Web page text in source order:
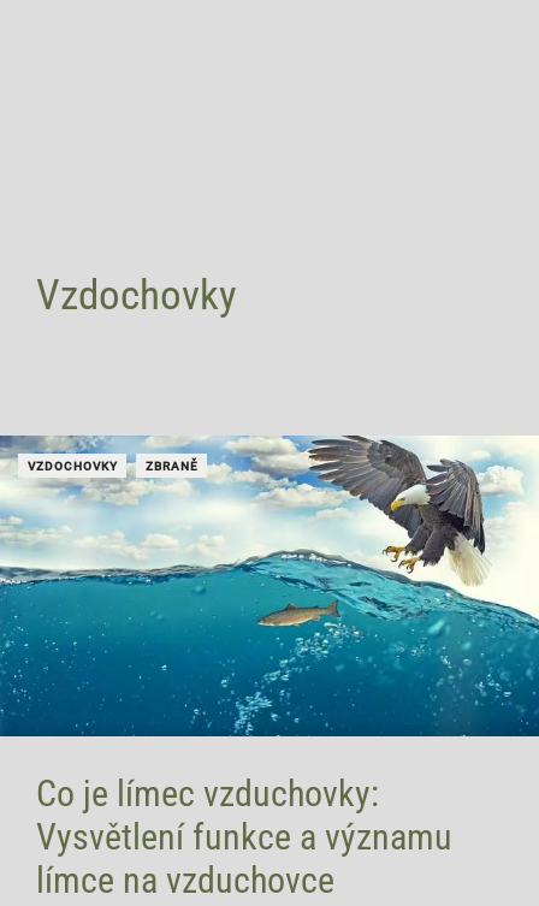
Vzdochovky
VZDOCHOVKY ZBRANĚ
Co je límec vzduchovky:
Vysvětlení funkce a významu
límce na vzduchovce